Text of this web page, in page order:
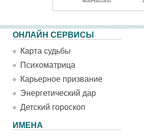
ОНЛАЙН СЕРВИСЫ
Карта судьбы
Психоматрица
Карьерное призвание
Энергетический дар
Детский гороскоп
ИМЕНА